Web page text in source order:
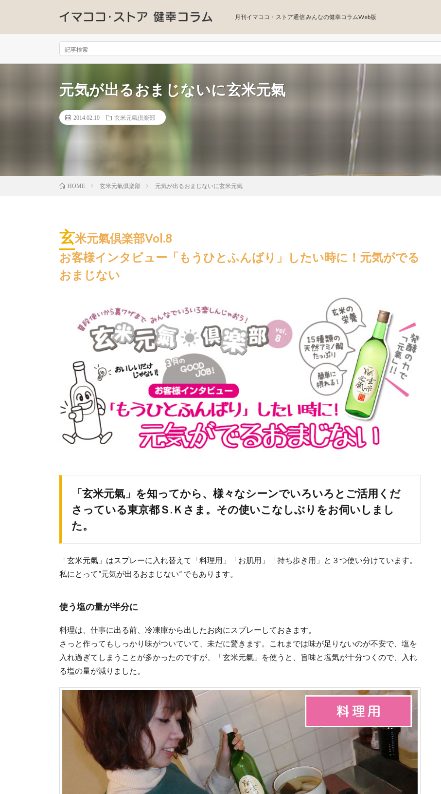
月刊イマココ・ストア通信 みんなの健幸コラムWeb版
元気が出るおまじないに玄米元氣
2014.02.19 玄米元氣倶楽部
HOME 玄米元氣倶楽部 元気が出るおまじないに玄米元氣
玄米元氣倶楽部Vol.8
お客様インタビュー「もうひとふんばり」したい時に！元気がでる
おまじない
「玄米元氣」を知ってから、様々なシーンでいろいろとご活用くだ
さっている東京都Ｓ.Ｋさま。その使いこなしぶりをお伺いしまし
た。
「玄米元氣」はスプレーに入れ替えて「料理用」「お肌用」「持ち歩き用」と３つ使い分けています。
私にとって”元気が出るおまじない” でもあります。
使う塩の量が半分に
料理は、仕事に出る前、冷凍庫から出したお肉にスプレーしておきます。
さっと作ってもしっかり味がついていて、未だに驚きます。これまでは味が足りないのが不安で、塩を
入れ過ぎてしまうことが多かったのですが、「玄米元氣」を使うと、旨味と塩気が十分つくので、入れ
る塩の量が減りました。